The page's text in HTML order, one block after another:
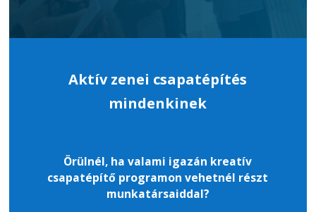
Aktív zenei csapatépítés
mindenkinek
Örülnél, ha valami igazán kreatív
csapatépítő programon vehetnél részt
munkatársaiddal?